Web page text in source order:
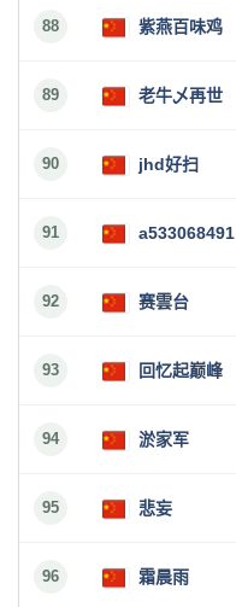
88 紫燕百味鸡
89 老牛乄再世
90 jhd好扫
91 a533068491
92 赛雲台
93 回忆起巅峰
94 淤家军
95 悲妄
96 霜晨雨